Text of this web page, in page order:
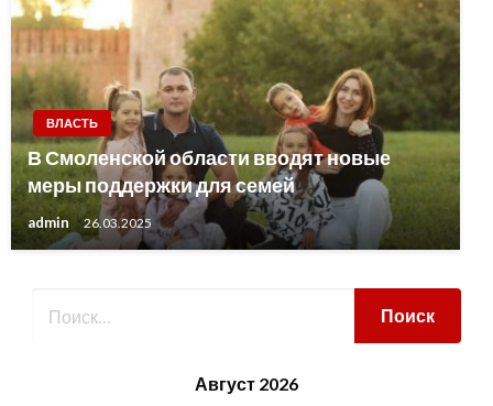
ВЛАСТЬ
В Смоленской области вводят новые
меры поддержки для семей
admin 26.03.2025
Август 2026